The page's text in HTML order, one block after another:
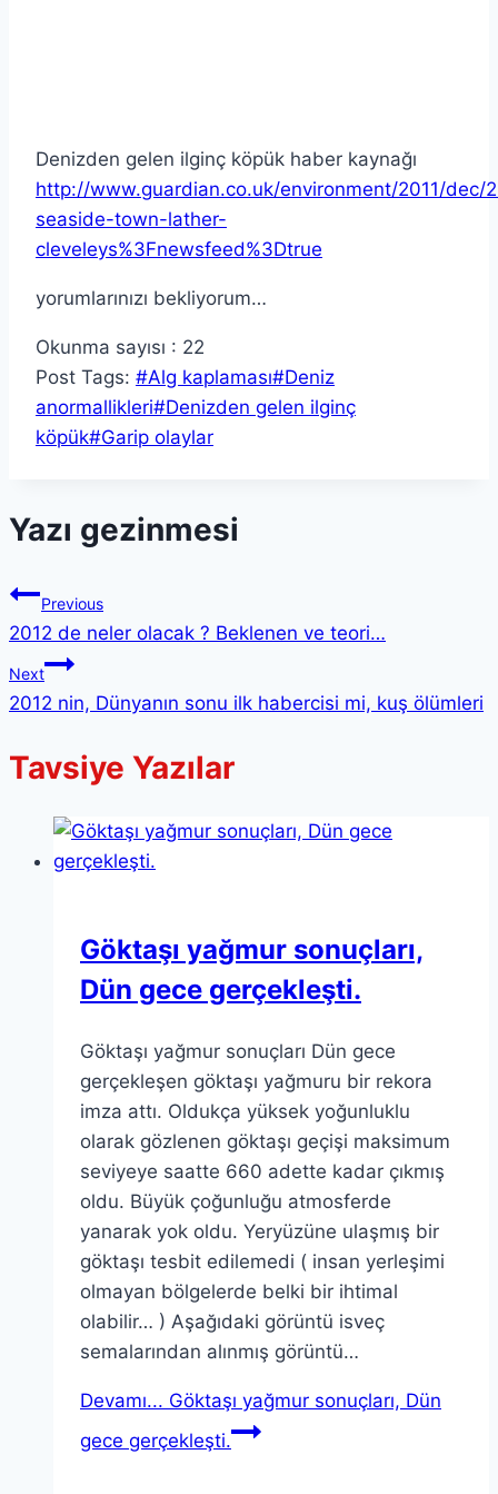
Denizden gelen ilginç köpük haber kaynağı
http://www.guardian.co.uk/environment/2011/dec/
seaside-town-lather-
cleveleys%3Fnewsfeed%3Dtrue
yorumlarınızı bekliyorum…
Okunma sayısı : 22
Post Tags: #Alg kaplaması#Deniz
anormallikleri#Denizden gelen ilginç
köpük#Garip olaylar
Yazı gezinmesi
Previous
2012 de neler olacak ? Beklenen ve teori…
Next
2012 nin, Dünyanın sonu ilk habercisi mi, kuş ölümleri
Tavsiye Yazılar
Göktaşı yağmur sonuçları,
Dün gece gerçekleşti.
Göktaşı yağmur sonuçları Dün gece
gerçekleşen göktaşı yağmuru bir rekora
imza attı. Oldukça yüksek yoğunluklu
olarak gözlenen göktaşı geçişi maksimum
seviyeye saatte 660 adette kadar çıkmış
oldu. Büyük çoğunluğu atmosferde
yanarak yok oldu. Yeryüzüne ulaşmış bir
göktaşı tesbit edilemedi ( insan yerleşimi
olmayan bölgelerde belki bir ihtimal
olabilir… ) Aşağıdaki görüntü isveç
semalarından alınmış görüntü…
Devamı... Göktaşı yağmur sonuçları, Dün
gece gerçekleşti.